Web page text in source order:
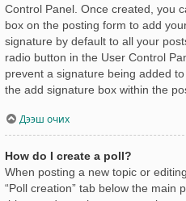
Control Panel. Once created, you
box on the posting form to add
signature by default to all your
radio button in the User Control
prevent a signature being added
the add signature box within the
Дээш очих
How do I create a poll?
When posting a new topic or
“Poll creation” tab below the main